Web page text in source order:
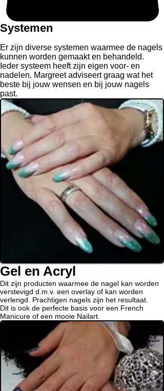
Systemen
Er zijn diverse systemen waarmee de nagels
kunnen worden gemaakt en behandeld.
Ieder systeem heeft zijn eigen voor- en
nadelen. Margreet adviseert graag wat het
beste bij jouw wensen en bij jouw nagels
past.
Gel en Acryl
Dit zijn producten waarmee de nagel kan worden
verstevigd d.m.v. een overlay of kan worden
verlengd. Prachtigen nagels zijn het resultaat.
Dit is ook de perfecte basis voor een French
Manicure of een mooie Nailart.